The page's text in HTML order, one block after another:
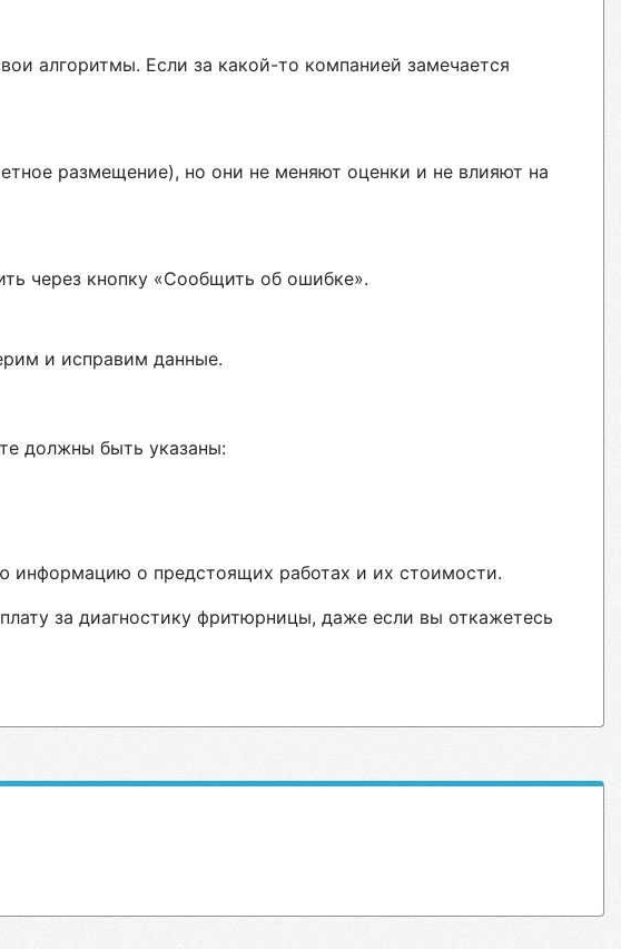
алгоритмы. Если за какой-то компанией замечается
размещение), но они не меняют оценки и не влияют на
через кнопку «Сообщить об ошибке».
и исправим данные.
должны быть указаны:
информацию о предстоящих работах и их стоимости.
за диагностику фритюрницы, даже если вы откажетесь